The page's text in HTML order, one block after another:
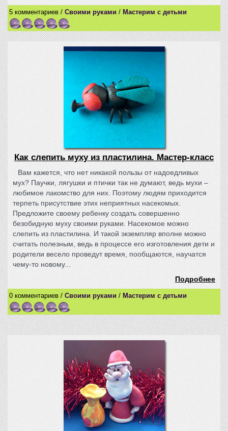
5 комментариев / Своими руками / Мастерим с детьми
Как слепить муху из пластилина. Мастер-класс
Вам кажется, что нет никакой пользы от надоедливых
мух? Паучки, лягушки и птички так не думают, ведь мухи –
любимое лакомство для них. Поэтому людям приходится
терпеть присутствие этих неприятных насекомых.
Предложите своему ребенку создать совершенно
безобидную муху своими руками. Насекомое можно
слепить из пластилина. И такой экземпляр вполне можно
считать полезным, ведь в процессе его изготовления дети и
родители весело проведут время, пообщаются, научатся
чему-то новому...
Подробнее
0 комментариев / Своими руками / Мастерим с детьми